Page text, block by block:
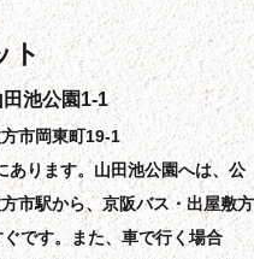
ト
池公園1-1
市岡東町19-1
あります。山田池公園へは、公
市駅から、京阪バス・出屋敷方
です。また、車で行く場合